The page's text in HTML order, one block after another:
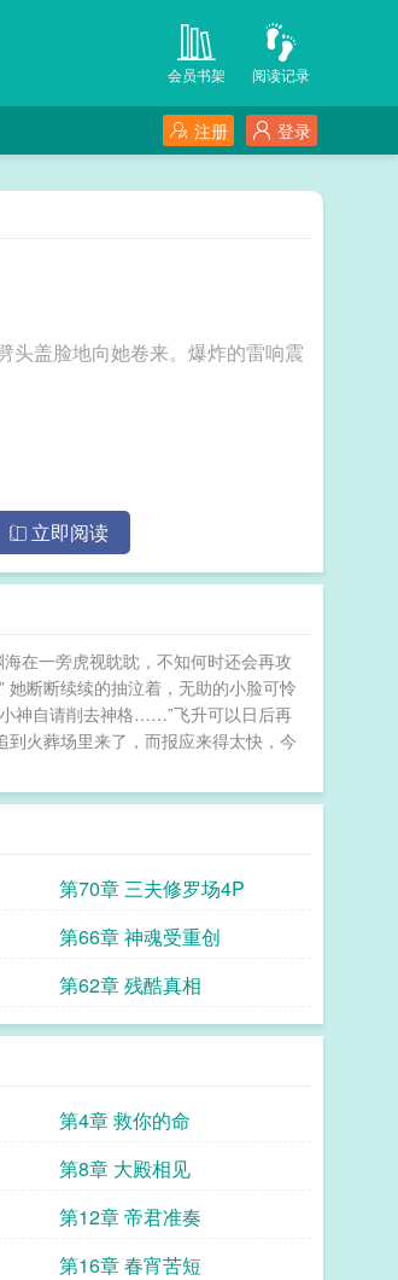
阅读记录
会员书架
登录
注册
头盖脸地向她卷来。爆炸的雷响震
立即阅读
在一旁虎视眈眈，不知何时还会再攻
断断续续的抽泣着，无助的小脸可怜
神自请削去神格……”飞升可以日后再
火葬场里来了，而报应来得太快，今
第70章 三夫修罗场4P
第66章 神魂受重创
第62章 残酷真相
第4章 救你的命
第8章 大殿相见
第12章 帝君准奏
第16章 春宵苦短